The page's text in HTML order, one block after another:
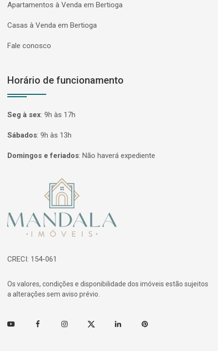
Apartamentos à Venda em Bertioga
Casas à Venda em Bertioga
Fale conosco
Horário de funcionamento
Seg à sex: 9h às 17h
Sábados: 9h às 13h
Domingos e feriados: Não haverá expediente
Página inicial
CRECI: 154-061
Os valores, condições e disponibilidade dos imóveis estão sujeitos
a alterações sem aviso prévio.
Youtube FacebookInstagramTwitter Linkedin Pinterest